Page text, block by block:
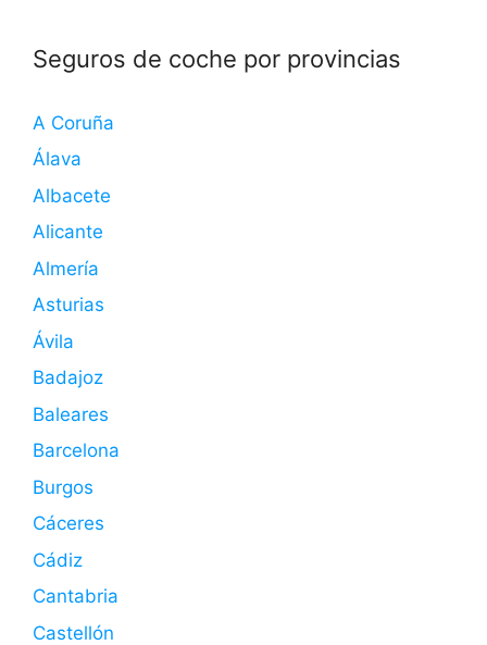
Seguros de coche por provincias
A Coruña
Álava
Albacete
Alicante
Almería
Asturias
Ávila
Badajoz
Baleares
Barcelona
Burgos
Cáceres
Cádiz
Cantabria
Castellón